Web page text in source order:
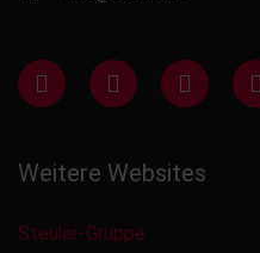
Weitere Websites
Steuler-Gruppe